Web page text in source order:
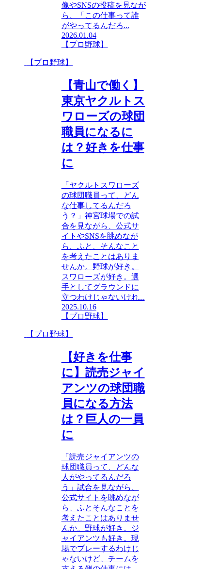
像やSNSの投稿を見なが
ら、「この仕事って誰
がやってるんだろ...
2026.01.04
【プロ野球】
【プロ野球】
【青山で働く】
東京ヤクルトス
ワローズの球団
職員になるに
は？好きを仕事
に
「ヤクルトスワローズ
の球団職員って、どん
な仕事してるんだろ
う？」神宮球場での試
合を見ながら、公式サ
イトやSNSを眺めなが
ら、ふと、そんなこと
を考えたことはありま
せんか。野球が好き。
スワローズが好き。選
手としてグラウンドに
立つわけじゃないけれ...
2025.10.16
【プロ野球】
【プロ野球】
【好きを仕事
に】読売ジャイ
アンツの球団職
員になる方法
は？巨人の一員
に
「読売ジャイアンツの
球団職員って、どんな
人がやってるんだろ
う」試合を見ながら、
公式サイトを眺めなが
ら、ふとそんなことを
考えたことはありませ
んか。野球が好き。ジ
ャイアンツも好き。現
場でプレーするわけじ
ゃないけど、チームを